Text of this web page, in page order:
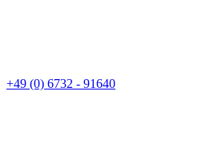
+49 (0) 6732 - 91640